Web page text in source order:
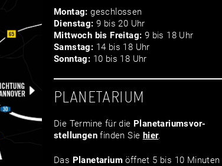
Montag: geschlossen
Dienstag: 9 bis 20 Uhr
Mittwoch bis Freitag: 9 bis 18 Uhr
Samstag: 14 bis 18 Uhr
Sonntag: 10 bis 18 Uhr
PLANETARIUM
Die Termine für die Planetariumsvor­
stellungen finden Sie hier.
Das Planetarium öffnet 5 bis 10 Minuten